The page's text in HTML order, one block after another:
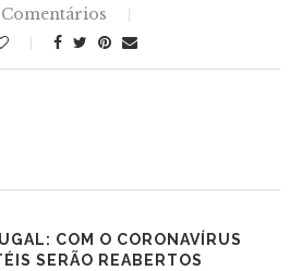
COM O CORONAVÍRUS
SERÃO REABERTOS